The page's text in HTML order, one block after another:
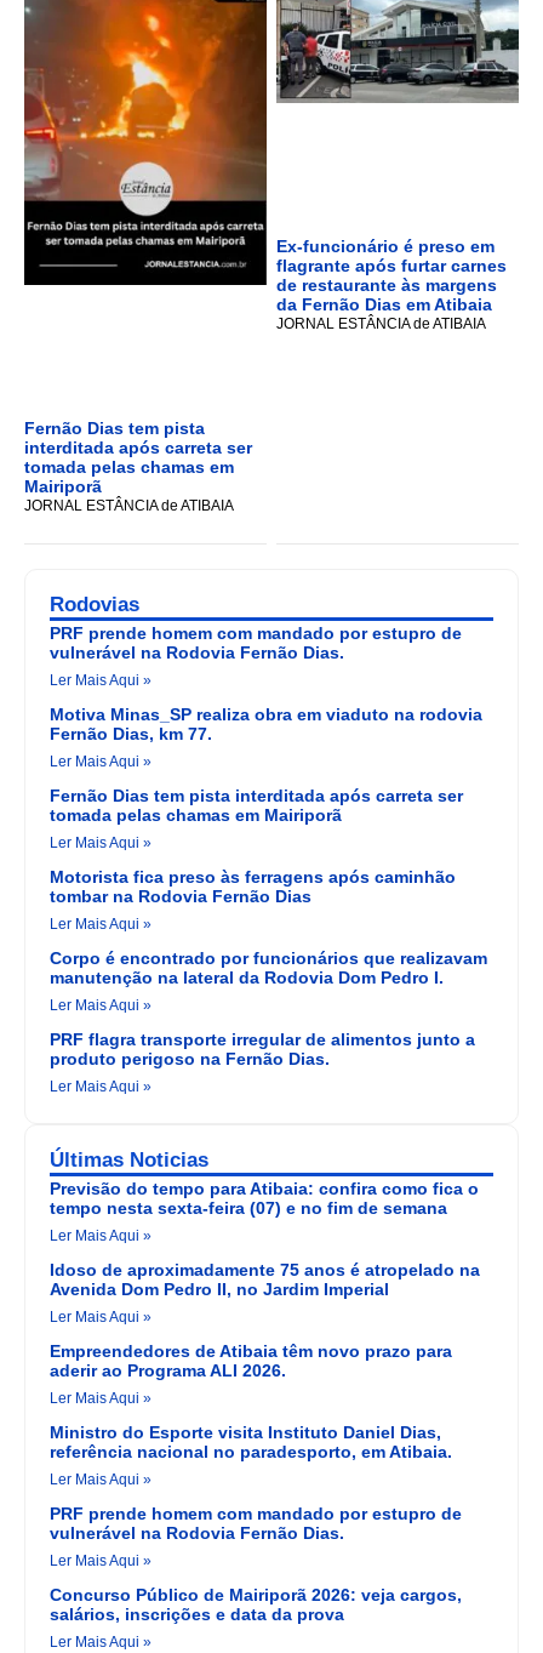
Fernão Dias tem pista
interditada após carreta ser
tomada pelas chamas em
Mairiporã
JORNAL ESTÂNCIA de ATIBAIA
Ex-funcionário é preso em
flagrante após furtar carnes
de restaurante às margens
da Fernão Dias em Atibaia
JORNAL ESTÂNCIA de ATIBAIA
Rodovias
PRF prende homem com mandado por estupro de
vulnerável na Rodovia Fernão Dias.
Ler Mais Aqui »
Motiva Minas_SP realiza obra em viaduto na rodovia
Fernão Dias, km 77.
Ler Mais Aqui »
Fernão Dias tem pista interditada após carreta ser
tomada pelas chamas em Mairiporã
Ler Mais Aqui »
Motorista fica preso às ferragens após caminhão
tombar na Rodovia Fernão Dias
Ler Mais Aqui »
Corpo é encontrado por funcionários que realizavam
manutenção na lateral da Rodovia Dom Pedro I.
Ler Mais Aqui »
PRF flagra transporte irregular de alimentos junto a
produto perigoso na Fernão Dias.
Ler Mais Aqui »
Últimas Noticias
Previsão do tempo para Atibaia: confira como fica o
tempo nesta sexta-feira (07) e no fim de semana
Ler Mais Aqui »
Idoso de aproximadamente 75 anos é atropelado na
Avenida Dom Pedro II, no Jardim Imperial
Ler Mais Aqui »
Empreendedores de Atibaia têm novo prazo para
aderir ao Programa ALI 2026.
Ler Mais Aqui »
Ministro do Esporte visita Instituto Daniel Dias,
referência nacional no paradesporto, em Atibaia.
Ler Mais Aqui »
PRF prende homem com mandado por estupro de
vulnerável na Rodovia Fernão Dias.
Ler Mais Aqui »
Concurso Público de Mairiporã 2026: veja cargos,
salários, inscrições e data da prova
Ler Mais Aqui »